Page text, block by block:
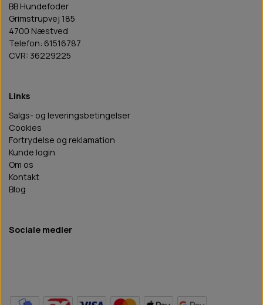
BB Hundefoder
Grimstrupvej 185
4700 Næstved
Telefon: 61516787
CVR: 36229225
Links
Salgs- og leveringsbetingelser
Cookies
Fortrydelse og reklamation
Kunde login
Om os
Kontakt
Blog
Sociale medier